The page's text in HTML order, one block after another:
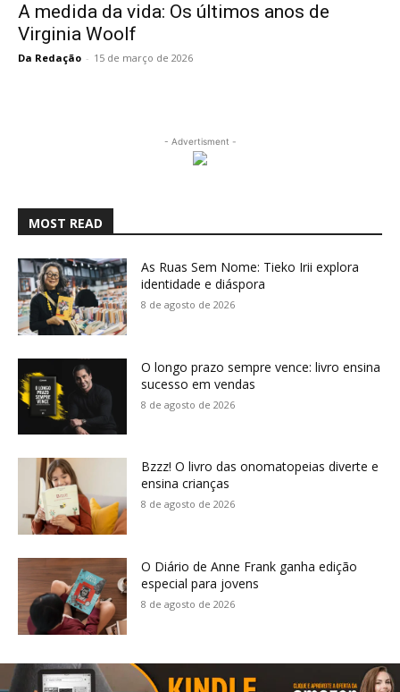
A medida da vida: Os últimos anos de
Virginia Woolf
Da Redação - 15 de março de 2026
- Advertisment -
MOST READ
As Ruas Sem Nome: Tieko Irii explora
identidade e diáspora
8 de agosto de 2026
O longo prazo sempre vence: livro ensina
sucesso em vendas
8 de agosto de 2026
Bzzz! O livro das onomatopeias diverte e
ensina crianças
8 de agosto de 2026
O Diário de Anne Frank ganha edição
especial para jovens
8 de agosto de 2026